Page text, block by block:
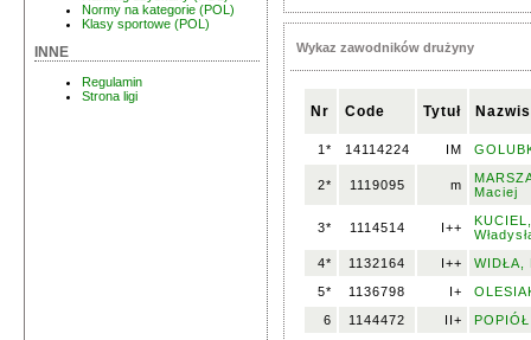
Normy na kategorie (POL)
Klasy sportowe (POL)
INNE
Regulamin
Strona ligi
Wykaz zawodników drużyny
Nr Code Tytuł
1* 14114224 IM
2* 1119095 m
Maciej
3* 1114514 I++
KUCIEL,
4*
1132164 I++
WIDŁA,
5*
1136798 I+
6
1144472 II+